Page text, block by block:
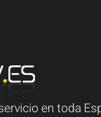
en toda